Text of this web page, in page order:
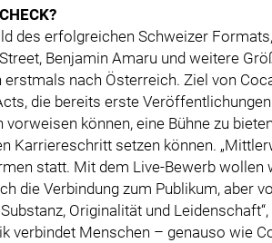
des erfolgreichen Schweizer
Benjamin Amaru und weitere
erstmals nach Österreich. Ziel von
die bereits erste
vorweisen können, eine Bühne zu
Karriereschritt setzen können.
statt. Mit dem Live-Bewerb
die Verbindung zum Publikum, aber
Originalität und
verbindet Menschen – genauso wie